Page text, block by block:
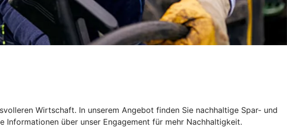
Wirtschaft. In unserem Angebot finden Sie nachhaltige Spar- und
über unser Engagement für mehr Nachhaltigkeit.